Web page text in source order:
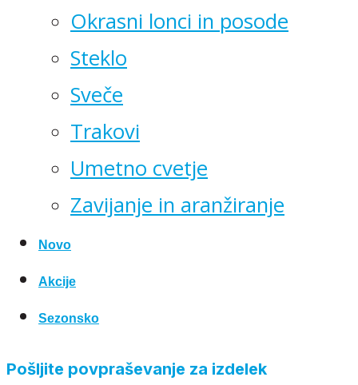
Okrasni lonci in posode
Steklo
Sveče
Trakovi
Umetno cvetje
Zavijanje in aranžiranje
Novo
Akcije
Sezonsko
Pošljite povpraševanje za izdelek